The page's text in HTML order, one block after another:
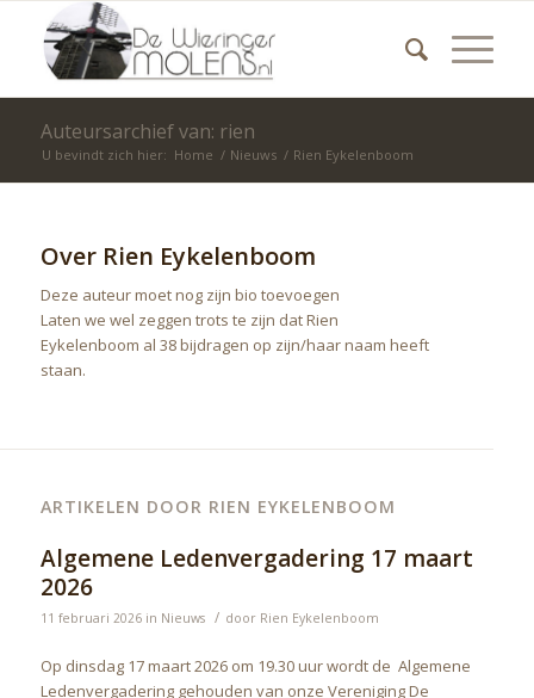
Auteursarchief van: rien
U bevindt zich hier: Home / Nieuws / Rien Eykelenboom
Over Rien Eykelenboom
Deze auteur moet nog zijn bio toevoegen
Laten we wel zeggen trots te zijn datRien
Eykelenboom al 38 bijdragen op zijn/haar naam heeft
staan.
ARTIKELEN DOOR RIEN EYKELENBOOM
Algemene Ledenvergadering 17 maart
2026
11 februari 2026 in Nieuws / door Rien Eykelenboom
Op dinsdag 17 maart 2026 om 19.30 uur wordt de Algemene
Ledenvergadering gehouden van onze Vereniging De